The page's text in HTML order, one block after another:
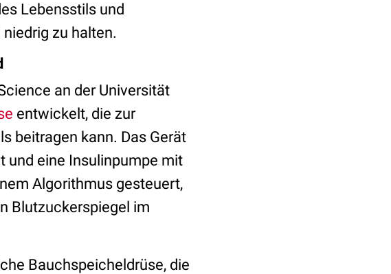
Lebensstils und
zu halten.
an der Universität
entwickelt, die zur
beitragen kann. Das Gerät
und eine Insulinpumpe mit
Algorithmus gesteuert,
Blutzuckerspiegel im
Bauchspeicheldrüse, die